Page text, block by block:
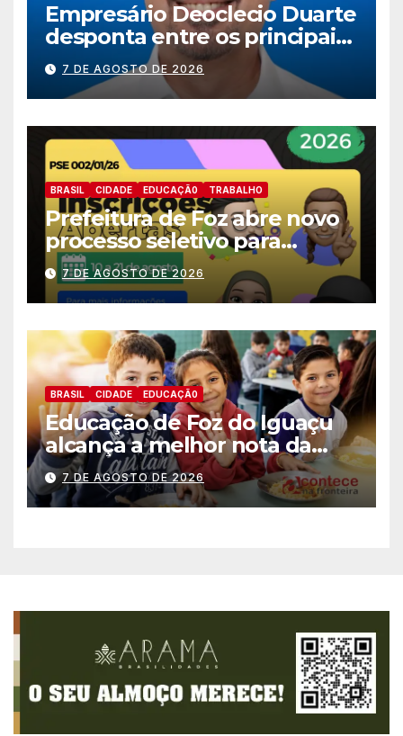
Empresário Deoclecio Duarte
desponta entre os principais
nomes do União Brasil para
deputado estadual
7 DE AGOSTO DE 2026
BRASIL CIDADE EDUCAÇÃ0 TRABALHO
Prefeitura de Foz abre novo
processo seletivo para
estagiários
7 DE AGOSTO DE 2026
BRASIL CIDADE EDUCAÇÃ0
Educação de Foz do Iguaçu
alcança a melhor nota da
história no IDEB
7 DE AGOSTO DE 2026